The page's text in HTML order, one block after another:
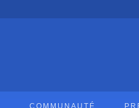
COMMUNAUTÉ